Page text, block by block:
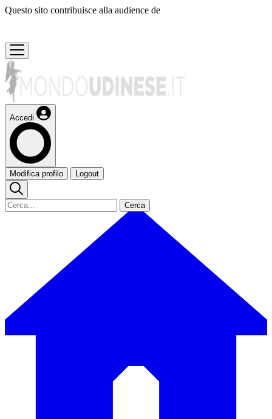
Questo sito contribuisce alla audience de
Accedi
Modifica profilo Logout
Cerca